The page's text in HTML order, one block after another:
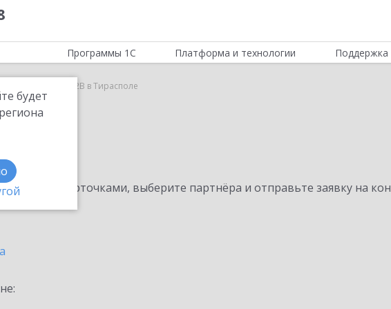
будет
Программы 1С Платформа и технологии Поддержка
1С:СБП C2B в Тирасполе
C2B
карточками, выберите партнёра и отправьте заявку на